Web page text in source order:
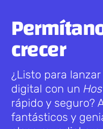
crecer
¿Listo para
digital con un
rápido y seguro?
fantásticos y